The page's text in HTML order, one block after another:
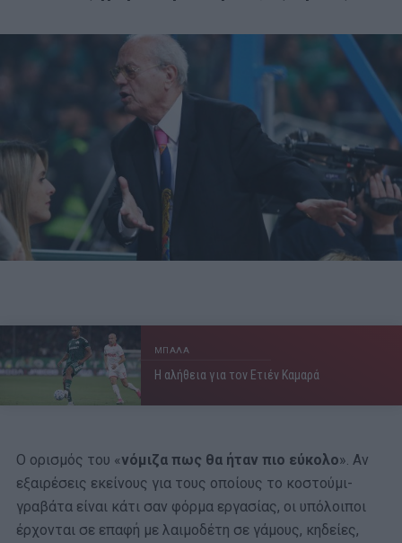
ΜΠΑΛΑ
Η αλήθεια για τον Ετιέν Καμαρά
Ο ορισμός του «νόμιζα πως θα ήταν πιο εύκολο». Αν
εξαιρέσεις εκείνους για τους οποίους το κοστούμι-
γραβάτα είναι κάτι σαν φόρμα εργασίας, οι υπόλοιποι
έρχονται σε επαφή με λαιμοδέτη σε γάμους, κηδείες,